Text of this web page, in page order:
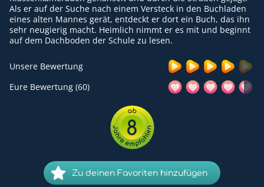
Kontakt
Impressum
Datenschutzerklärung
Als er auf der Suche nach einem Versteck in den Buchladen
eines alten Mannes gerät, entdeckt er dort ein Buch, das ihn
sehr neugierig macht. Heimlich nimmt er es mit und beginnt
auf dem Dachboden der Schule zu lesen.
Unsere Bewertung
Eure Bewertung (60)
8
Zu deinen Favoriten hinzufügen